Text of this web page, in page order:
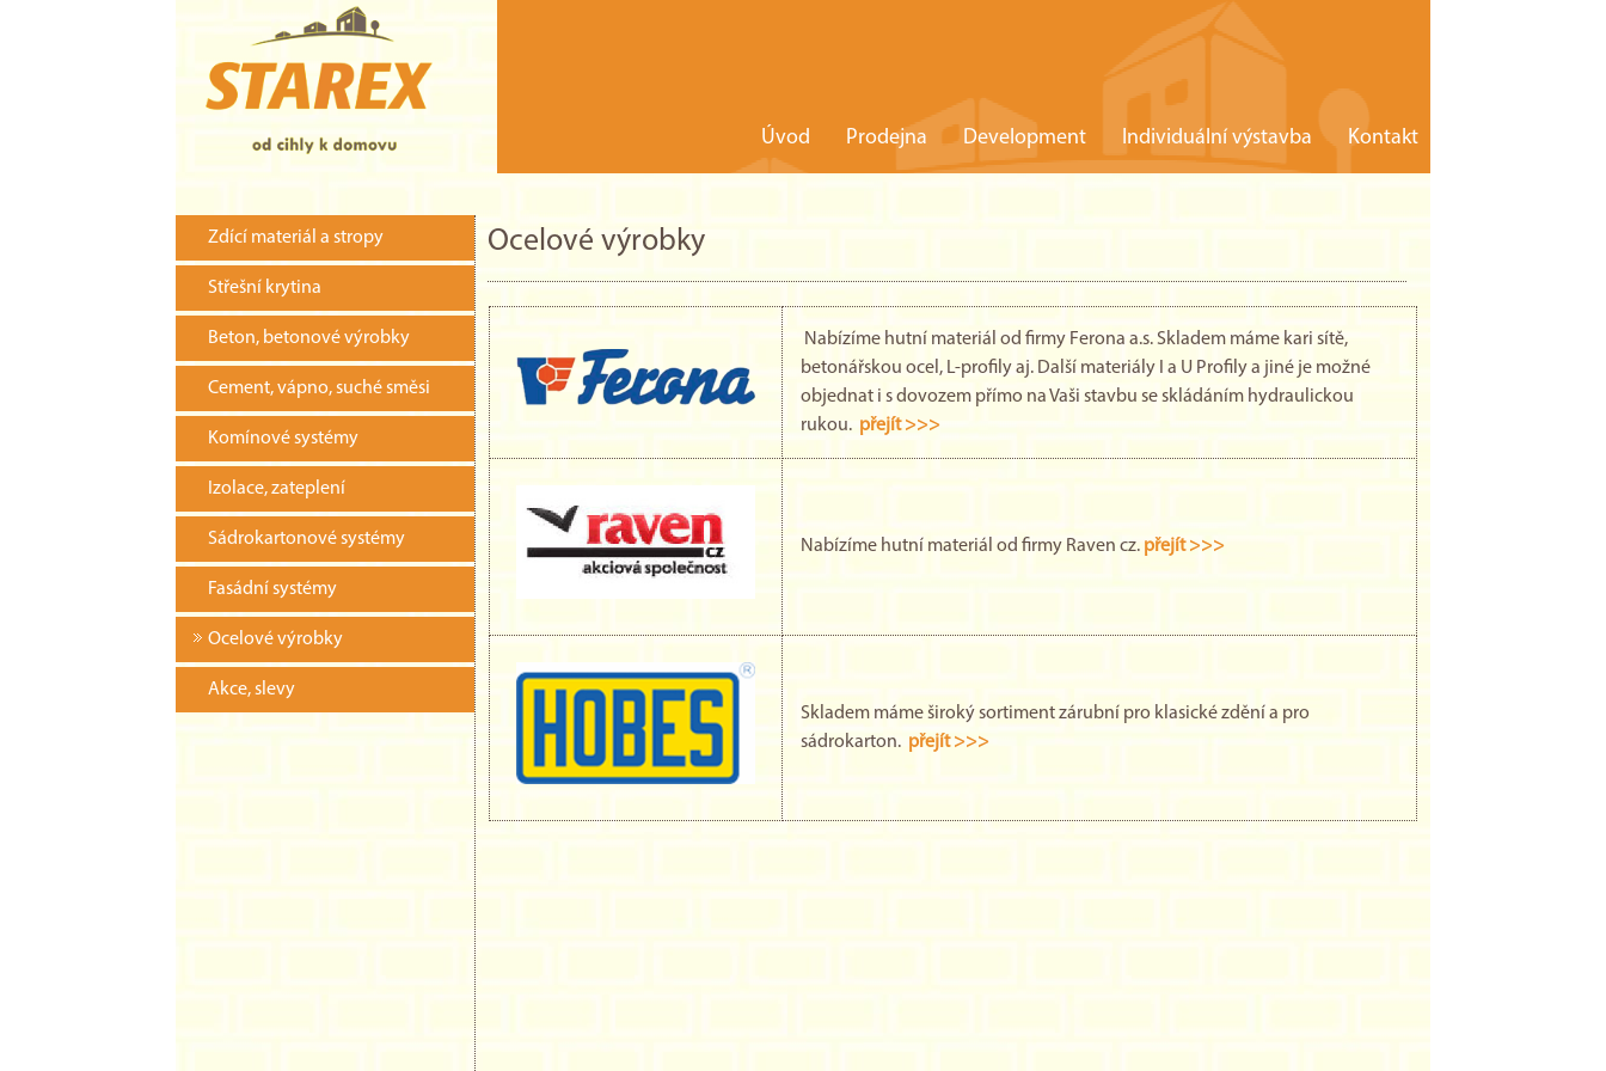
Úvod Prodejna Development Individuální výstavba Kontakt
Zdící materiál a stropy
Střešní krytina
Beton, betonové výrobky
Cement, vápno, suché směsi
Komínové systémy
Izolace, zateplení
Sádrokartonové systémy
Fasádní systémy
Ocelové výrobky
Akce, slevy
Ocelové výrobky
Nabízíme hutní materiál od firmy Ferona a.s. Skladem máme kari sítě,
betonářskou ocel, L-profily aj. Další materiály I a U Profily a jiné je možné
objednat i s dovozem přímo na Vaši stavbu se skládáním hydraulickou
rukou. přejít >>>
Nabízíme hutní materiál od firmy Raven cz. přejít >>>
Skladem máme široký sortiment zárubní pro klasické zdění a pro
sádrokarton. přejít >>>